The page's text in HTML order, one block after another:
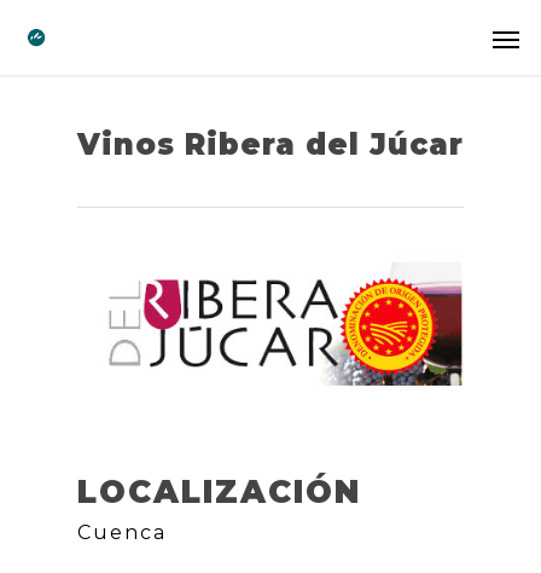
Vinos Ribera del Júcar
LOCALIZACIÓN
Cuenca